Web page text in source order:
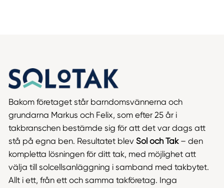
Bakom företaget står barndomsvännerna och
grundarna Markus och Felix, som efter 25 år i
takbranschen bestämde sig för att det var dags att
stå på egna ben. Resultatet blev Sol och Tak– den
kompletta lösningen för ditt tak, med möjlighet att
välja till solcellsanläggning i samband med takbytet.
Allt i ett, från ett och samma takföretag. Inga